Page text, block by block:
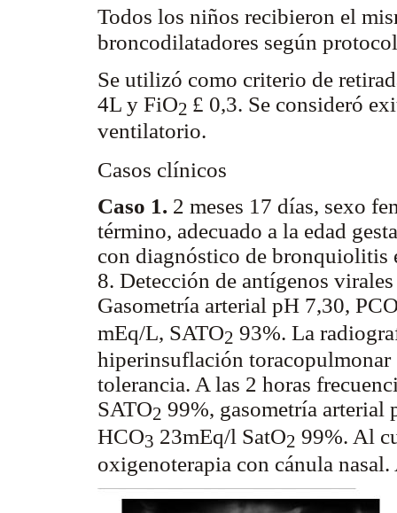
Todos los niños recibieron el
broncodilatadores según
Se utilizó como criterio de
4L y FiO2 £ 0,3. Se consideró
ventilatorio.
Casos clínicos
Caso 1. 2 meses 17 días, sexo
término, adecuado a la edad
con diagnóstico de bronquiolitis
8. Detección de antígenos
Gasometría arterial pH 7,30,
mEq/L, SATO2 93%. La
hiperinsuflación toracopulmonar
tolerancia. A las 2 horas
SATO2 99%, gasometría arterial
HCO3 23mEq/l SatO2 99%. Al
oxigenoterapia con cánula